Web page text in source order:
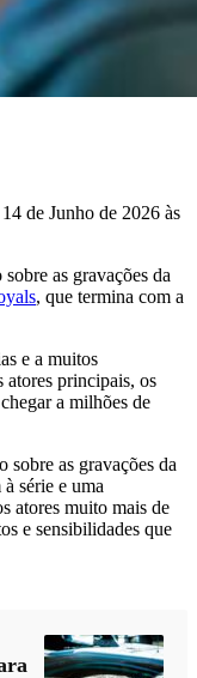
de Junho de 2026 às
as gravações da
, que termina com a
e a muitos
atores principais, os
a milhões de
sobre as gravações da
série e uma
atores muito mais de
e sensibilidades que